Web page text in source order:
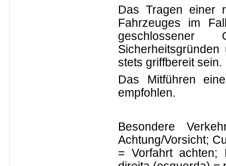
Das Tragen einer
Fahrzeuges im
stets griffbereit sein.
Das Mitführen
empfohlen.
Besondere
Achtung/Vorsicht;
= Vorfahrt achten;